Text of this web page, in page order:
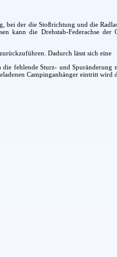
bei der die Stoßrichtung und die
kann die Drehstab-Federachse der
Dadurch lässt sich eine
fehlende Sturz- und Spuränderung
Campinganhänger eintritt wird